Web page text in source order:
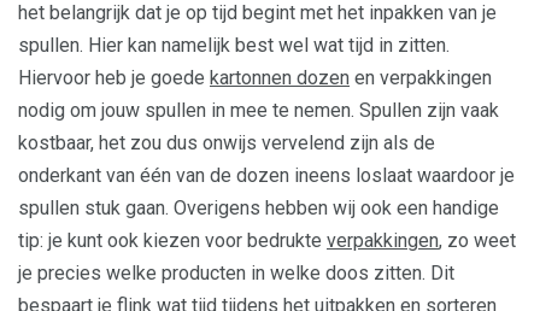
het belangrijk dat je op tijd begint met het inpakken van je
spullen. Hier kan namelijk best wel wat tijd in zitten.
Hiervoor heb je goede kartonnen dozen en verpakkingen
nodig om jouw spullen in mee te nemen. Spullen zijn vaak
kostbaar, het zou dus onwijs vervelend zijn als de
onderkant van één van de dozen ineens loslaat waardoor je
spullen stuk gaan. Overigens hebben wij ook een handige
tip: je kunt ook kiezen voor bedrukte verpakkingen, zo weet
je precies welke producten in welke doos zitten. Dit
bespaart je flink wat tijd tijdens het uitpakken en sorteren